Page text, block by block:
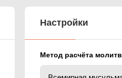
Настройки
Метод расчёта молитв